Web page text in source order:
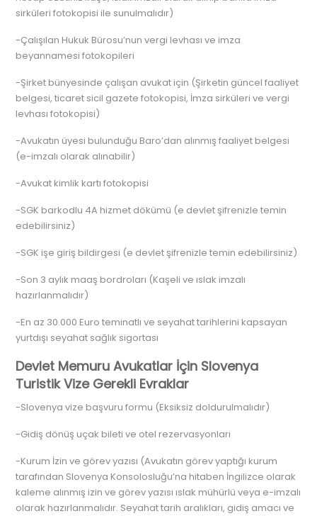
sirküleri fotokopisi ile sunulmalıdır)
-Çalışılan Hukuk Bürosu’nun vergi levhası ve imza
beyannamesi fotokopileri
-Şirket bünyesinde çalışan avukat için (Şirketin güncel faaliyet
belgesi, ticaret sicil gazete fotokopisi, İmza sirküleri ve vergi
levhası fotokopisi)
-Avukatın üyesi bulunduğu Baro’dan alınmış faaliyet belgesi
(e-imzalı olarak alınabilir)
-Avukat kimlik kartı fotokopisi
-SGK barkodlu 4A hizmet dökümü (e devlet şifrenizle temin
edebilirsiniz)
-SGK işe giriş bildirgesi (e devlet şifrenizle temin edebilirsiniz)
-Son 3 aylık maaş bordroları (Kaşeli ve ıslak imzalı
hazırlanmalıdır)
-En az 30.000 Euro teminatlı ve seyahat tarihlerini kapsayan
yurtdışı seyahat sağlık sigortası
Devlet Memuru Avukatlar İçin Slovenya
Turistik Vize Gerekli Evraklar
-Slovenya vize başvuru formu (Eksiksiz doldurulmalıdır)
-Gidiş dönüş uçak bileti ve otel rezervasyonları
-Kurum İzin ve görev yazısı (Avukatın görev yaptığı kurum
tarafından Slovenya Konsolosluğu’na hitaben İngilizce olarak
kaleme alınmış izin ve görev yazısı ıslak mühürlü veya e-imzalı
olarak hazırlanmalıdır. Seyahat tarih aralıkları, gidiş amacı ve